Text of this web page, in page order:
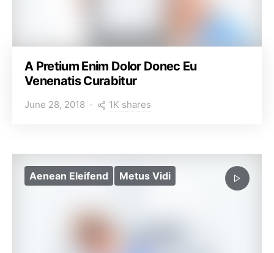
A Pretium Enim Dolor Donec Eu
Venenatis Curabitur
June 28, 2018 1K shares
Aenean Eleifend Metus Vidi